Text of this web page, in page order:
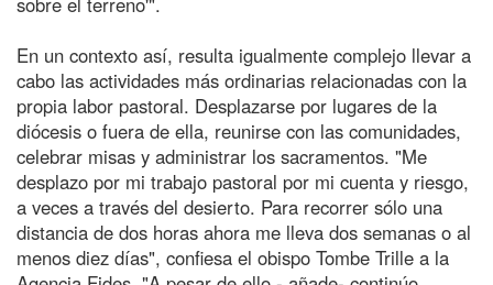
En un contexto así, resulta igualmente complejo llevar a
cabo las actividades más ordinarias relacionadas con la
propia labor pastoral. Desplazarse por lugares de la
diócesis o fuera de ella, reunirse con las comunidades,
celebrar misas y administrar los sacramentos. "Me
desplazo por mi trabajo pastoral por mi cuenta y riesgo,
a veces a través del desierto. Para recorrer sólo una
distancia de dos horas ahora me lleva dos semanas o al
menos diez días", confiesa el obispo Tombe Trille a la